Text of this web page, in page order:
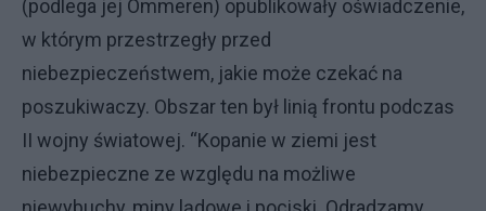
(podlega jej Ommeren) opublikowały oświadczenie,
w którym przestrzegły przed
niebezpieczeństwem, jakie może czekać na
poszukiwaczy. Obszar ten był linią frontu podczas
II wojny światowej. “Kopanie w ziemi jest
niebezpieczne ze względu na możliwe